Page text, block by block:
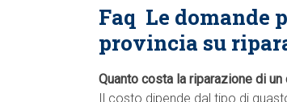
Faq  Le
provincia su
Quanto costa la riparazione di
Il costo dipende dal tipo di